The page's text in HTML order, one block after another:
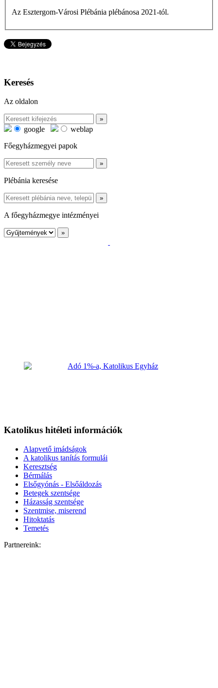
Az Esztergom-Városi Plébánia plébánosa 2021-tól.
Keresés
Az oldalon
google
weblap
Főegyházmegyei papok
Plébánia keresése
A főegyházmegye intézményei
Katolikus hitéleti információk
Alapvető imádságok
A katolikus tanítás formulái
Keresztség
Bérmálás
Elsőgyónás - Elsőáldozás
Betegek szentsége
Házasság szentsége
Szentmise, miserend
Hitoktatás
Temetés
Partnereink: